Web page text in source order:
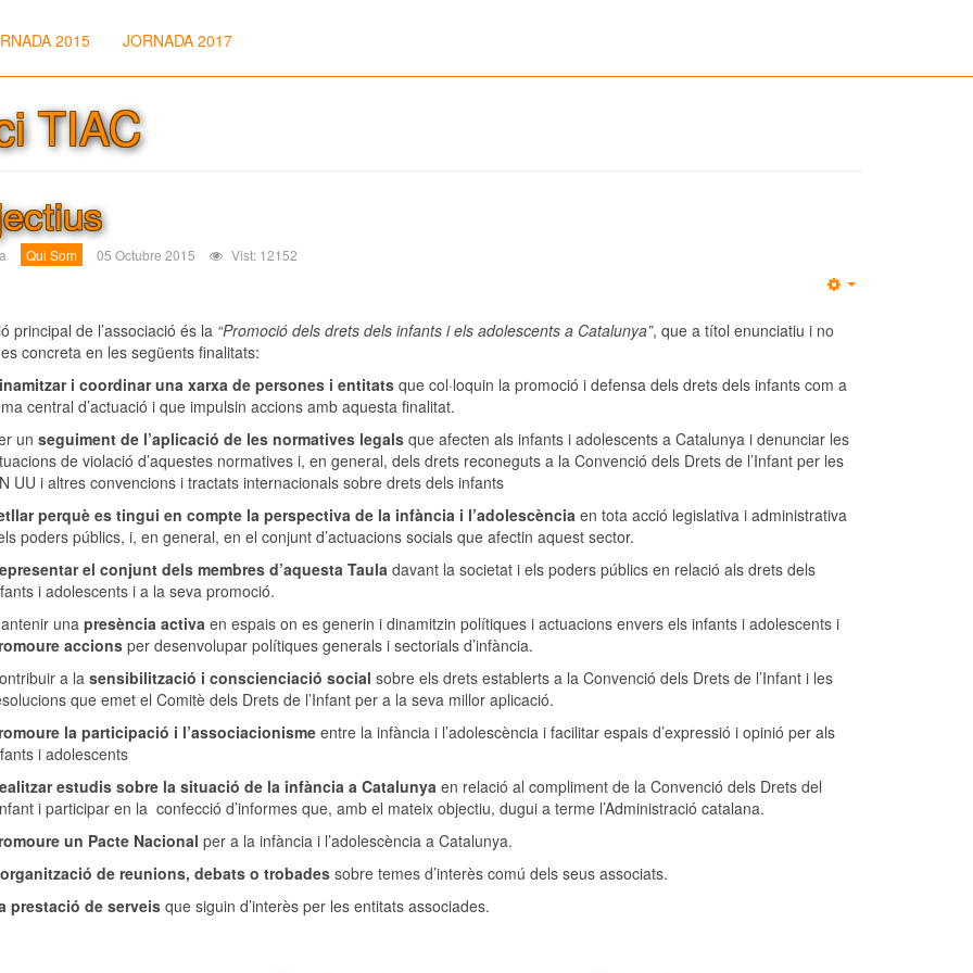
2015 JORNADA 2017
TIAC
Qui Som 05 Octubre 2015 Vist: 12152
principal de l’associació és la “Promoció dels drets dels infants i els adolescents a Catalunya”, que a títol enunciatiu i no
concreta en les següents finalitats:
i coordinar una xarxa de persones i entitats que col·loquin la promoció i defensa dels drets dels infants com a
central d’actuació i que impulsin accions amb aquesta finalitat.
un seguiment de l’aplicació de les normatives legals que afecten als infants i adolescents a Catalunya i denunciar les
de violació d’aquestes normatives i, en general, dels drets reconeguts a la Convenció dels Drets de l’Infant per les
UU i altres convencions i tractats internacionals sobre drets dels infants
perquè es tingui en compte la perspectiva de la infància i l’adolescència en tota acció legislativa i administrativa
poders públics, i, en general, en el conjunt d’actuacions socials que afectin aquest sector.
el conjunt dels membres d’aquesta Taula davant la societat i els poders públics en relació als drets dels
i adolescents i a la seva promoció.
unapresència activa en espais on es generin i dinamitzin polítiques i actuacions envers els infants i adolescents i
accions per desenvolupar polítiques generals i sectorials d’infància.
a la sensibilització i conscienciació social sobre els drets establerts a la Convenció dels Drets de l’Infant i les
que emet el Comitè dels Drets de l’Infant per a la seva millor aplicació.
la participació i l’associacionisme entre la infància i l’adolescència i facilitar espais d’expressió i opinió per als
i adolescents
estudis sobre la situació de la infància a Catalunya en relació al compliment de la Convenció dels Drets del
i participar en la confecció d’informes que, amb el mateix objectiu, dugui a terme l’Administració catalana.
un Pacte Nacional per a la infància i l’adolescència a Catalunya.
anització de reunions, debats o trobades sobre temes d’interès comú dels seus associats.
prestació de serveis que siguin d’interès per les entitats associades.